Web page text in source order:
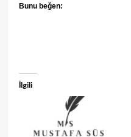
Bunu beğen:
İlgili